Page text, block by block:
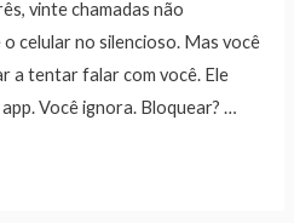
vinte chamadas não
celular no silencioso. Mas você
a tentar falar com você. Ele
Você ignora. Bloquear? …